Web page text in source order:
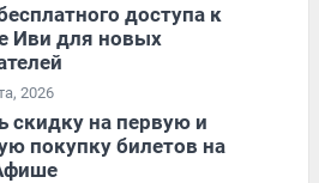
доступа к
Иви для новых
2026
скидку на первую и
покупку билетов на